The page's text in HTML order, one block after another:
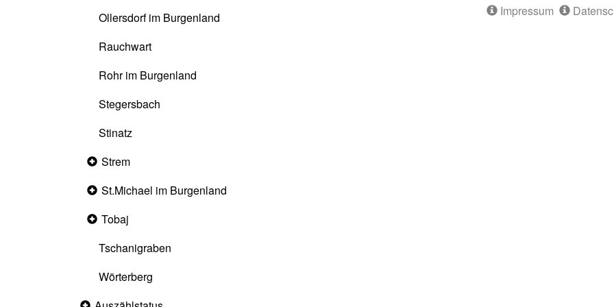
Ollersdorf im Burgenland
Rauchwart
Rohr im Burgenland
Stegersbach
Stinatz
Collapsed
Strem
Collapsed
St.Michael im Burgenland
Collapsed
section
Tobaj
Tschanigraben
Wörterberg
Impressum